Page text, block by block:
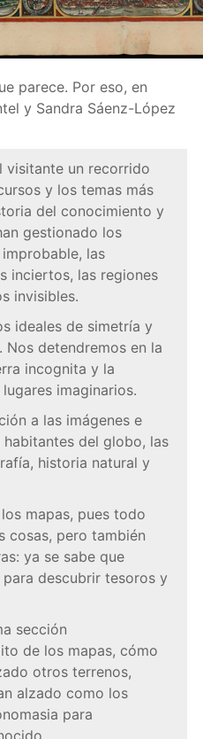
parece. Por eso, en
y Sandra Sáenz-López
visitante un recorrido
y los temas más
del conocimiento y
gestionado los
las
inciertos, las regiones
invisibles.
ideales de simetría y
Nos detendremos en la
incognita y la
imaginarios.
a las imágenes e
del globo, las
historia natural y
mapas, pues todo
cosas, pero también
ya se sabe que
descubrir tesoros y
sección
de los mapas, cómo
otros terrenos,
alzado como los
para